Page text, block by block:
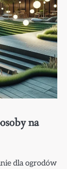
na
dla ogrodów